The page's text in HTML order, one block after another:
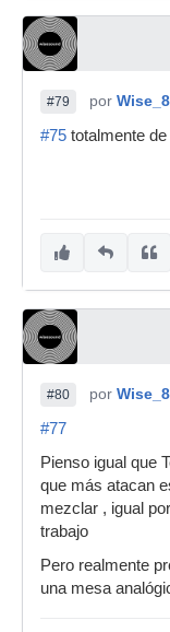
#79 por
#75 totalmente
#80 por
#77
Pienso igual que
que más atacan
mezclar , igual
trabajo
Pero realmente
una mesa